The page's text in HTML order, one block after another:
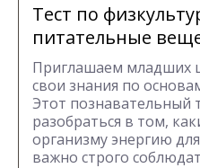
Тест по
питательные
Приглашаем младших
свои знания по
Этот познавательный
разобраться в том,
организму энергию
важно строго